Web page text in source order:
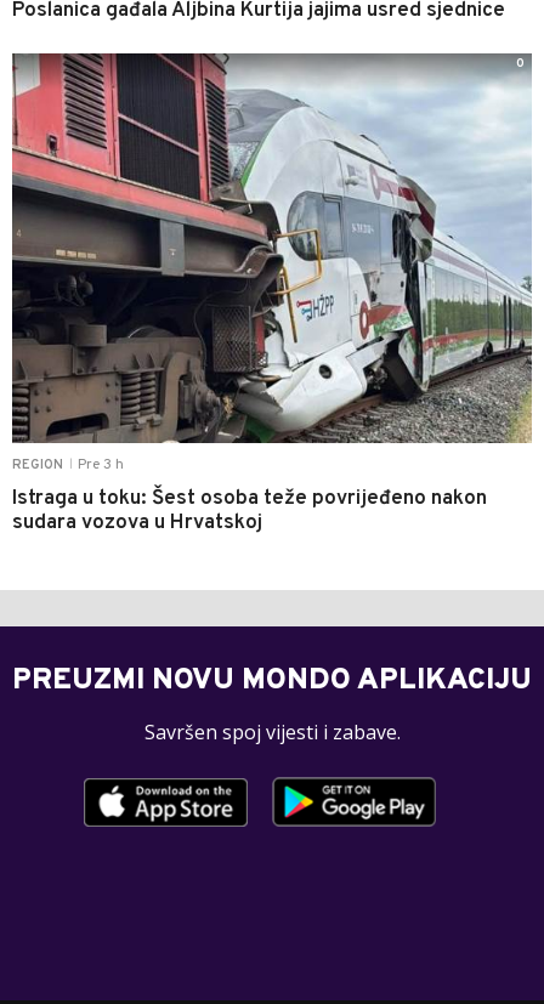
Poslanica gađala Aljbina Kurtija jajima usred sjednice
REGION Pre 3 h
Istraga u toku: Šest osoba teže povrijeđeno nakon
sudara vozova u Hrvatskoj
0
PREUZMI NOVU MONDO APLIKACIJU
Savršen spoj vijesti i zabave.